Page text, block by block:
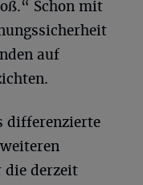
Schon mit
auf
differenzierte
die derzeit